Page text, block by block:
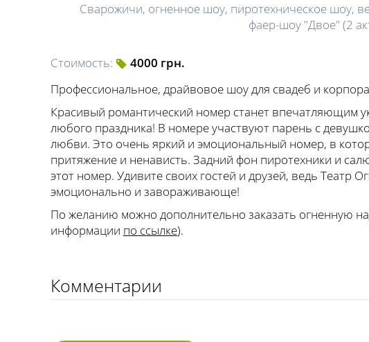
Сварожичи, огненное шоу, пиротехническое шоу,
фаер-шоу "Двое" (2
Стоимость:
4000 грн.
Профессиональное, драйвовое шоу для свадеб и
Красивый романтический номер станет впечатляющим
любого праздника! В номере участвуют парень с
любви. Это очень яркий и эмоциональный номер, в
притяжение и ненависть. Задний фон пиротехники и
этот номер. Удивите своих гостей и друзей, ведь Театр
эмоционально и завораживающе!
По желанию можно дополнительно заказать огненную
информации по ссылке).
Комментарии